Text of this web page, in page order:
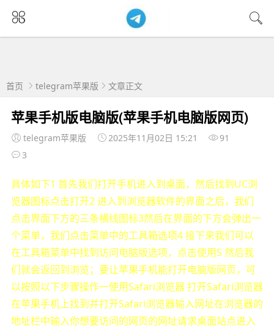
首页 telegram苹果版 文章正文
苹果手机版电脑版(苹果手机电脑版网页)
telegram苹果版 2025年11月02日 15:21
91
3
具体如下1 首先我们打开手机进入到桌面，然后找到UC浏
览器图标点击打开2 进入到浏览器软件的界面之后，我们
点击界面下方的三条横线图标3然后在界面的下方会弹出一
个菜单，我们点击菜单中的工具箱选项4 接下来我们可以
在工具箱菜单中找到访问电脑版选项，点击使用5 然后我
们就会返回到浏览；要让苹果手机能打开电脑版网页，可
以按照以下步骤操作一使用Safari浏览器 打开Safari浏览器
在苹果手机上找到并打开Safari浏览器输入网址在浏览器的
地址栏中输入你想要访问的网页的网址请求桌面站点进入